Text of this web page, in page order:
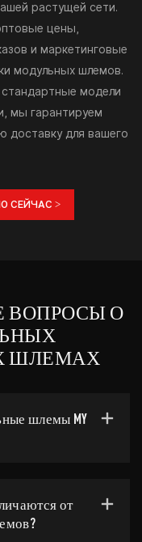
растущей сети.
цены,
и маркетинговые
модульных шлемов.
модели
мы гарантируем
доставку для вашего
СЕЙЧАС >
ВОПРОСЫ О
ШЛЕМАХ
шлемы MY
от